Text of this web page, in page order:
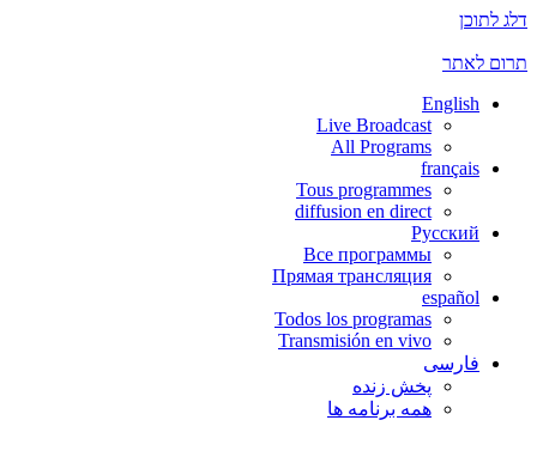
דלג לתוכן
תרום לאתר
English
Live Broadcast
All Programs
français
Tous programmes
diffusion en direct
Русский
Все программы
Прямая трансляция
español
Todos los programas
Transmisión en vivo
فارسی
پخش زنده
همه برنامه ها